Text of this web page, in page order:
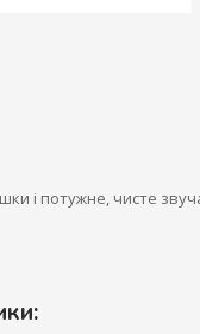
і потужне, чисте